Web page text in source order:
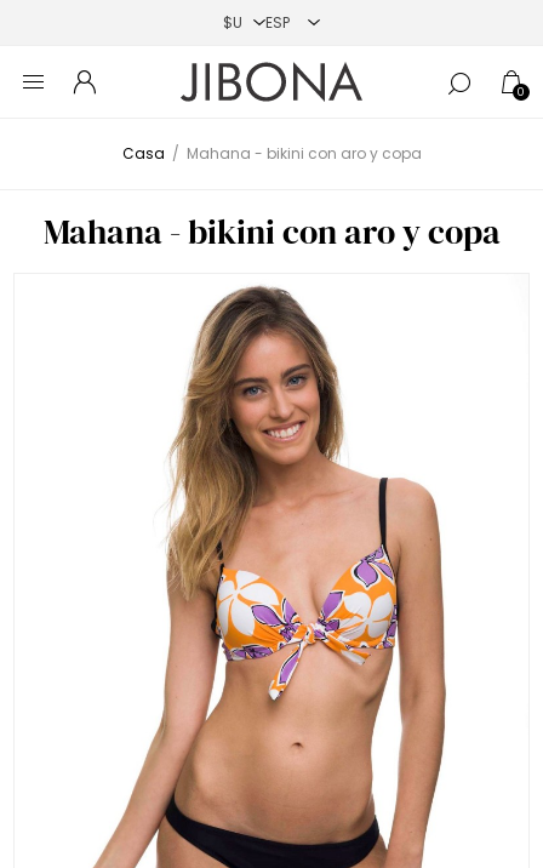
0
Casa / Mahana - bikini con aro y copa
Mahana - bikini con aro y copa